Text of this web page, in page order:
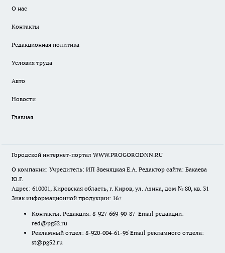
О нас
Контакты
Редакционная политика
Условия труда
Авто
Новости
Главная
Городской интернет-портал WWW.PROGORODNN.RU
О компании: Учредитель: ИП Звеняцкая Е.А. Редактор сайта: Бакаева
Ю.Г.
Адрес: 610001, Кировская область, г. Киров, ул. Азина, дом № 80, кв. 31
Знак информационной продукции: 16+
Контакты: Редакция: 8-927-669-90-87 Email редакции:
red@pg52.ru
Рекламный отдел: 8-920-004-61-95 Email рекламного отдела:
st@pg52.ru